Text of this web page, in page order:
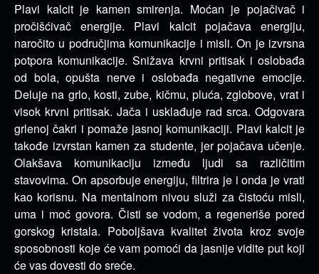
Plavi kalcit je kamen smirenja. Moćan je pojačivač i
pročišćivač energije. Plavi kalcit pojačava energiju,
naročito u područjima komunikacije i misli. On je izvrsna
potpora komunikacije. Snižava krvni pritisak i oslobađa
od bola, opušta nerve i oslobađa negativne emocije.
Deluje na grlo, kosti, zube, kičmu, pluća, zglobove, vrat i
visok krvni pritisak. Jača i usklađuje rad srca. Odgovara
grlenoj čakri i pomaže jasnoj komunikaciji. Plavi kalcit je
takođe izvrstan kamen za studente, jer pojačava učenje.
Olakšava komunikaciju između ljudi sa različitim
stavovima. On apsorbuje energiju, filtrira je i onda je vrati
kao korisnu. Na mentalnom nivou služi za čistoću misli,
uma i moć govora. Čisti se vodom, a regeneriše pored
gorskog kristala. Poboljšava kvalitet života kroz svoje
sposobnosti koje će vam pomoći da jasnije vidite put koji
će vas dovesti do sreće.